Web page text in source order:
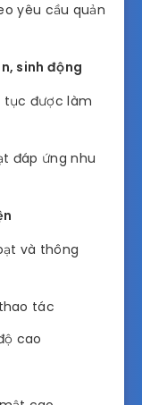
yêu cầu quản
sinh động
tục được làm
đáp ứng nhu
và thông
tác
cao